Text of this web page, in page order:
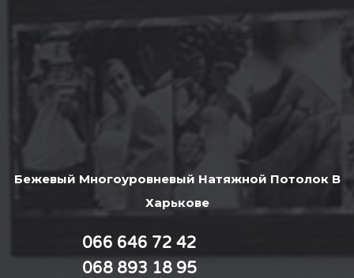
Бежевый Многоуровневый Натяжной Потолок В
Харькове
066 646 72 42
068 893 18 95